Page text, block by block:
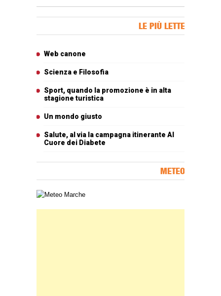
LE PIÙ LETTE
Web canone
Scienza e Filosofia
Sport, quando la promozione è in alta
stagione turistica
Un mondo giusto
Salute, al via la campagna itinerante Al
Cuore dei Diabete
METEO
Carta meteorologica delle Marche